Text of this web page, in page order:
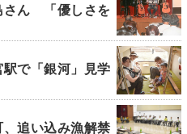
さん 「優しさを
で「銀河」見学
追い込み漁解禁